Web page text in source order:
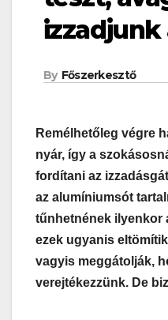
izzadjunk
By Főszerkesztő
Remélhetőleg végre
nyár, így a
fordítani az
az alumíniumsót
tűnhetnének ilyenkor
ezek ugyanis
vagyis meggátolják,
verejtékezzünk. De